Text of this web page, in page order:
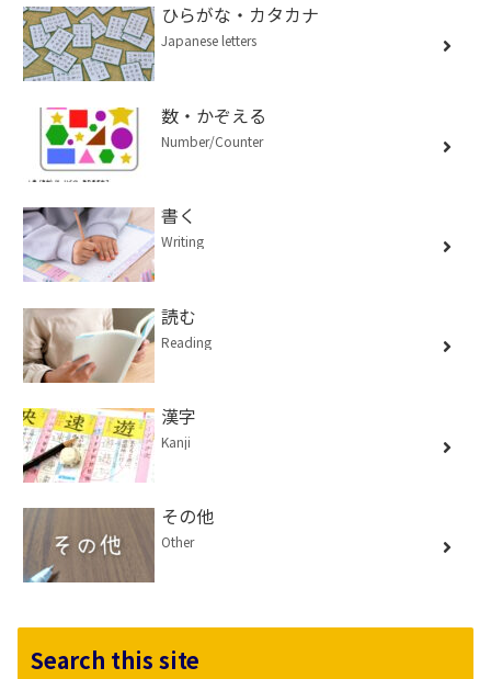
ひらがな・カタカナ
Japanese letters
数・かぞえる
Number/Counter
書く
Writing
読む
Reading
漢字
Kanji
その他
Other
Search this site